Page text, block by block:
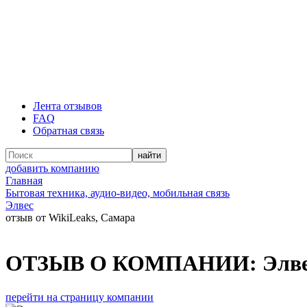
Лента отзывов
FAQ
Обратная связь
добавить компанию
Главная
Бытовая техника, аудио-видео, мобильная связь
Элвес
отзыв от WikiLeaks, Самара
ОТЗЫВ О КОМПАНИИ:
перейти на страницу компании